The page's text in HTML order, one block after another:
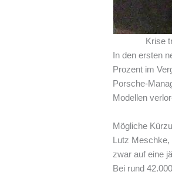
Krise
In den ersten
Prozent im
Porsche-
Modellen
Mögliche
Lutz
zwar auf eine
Bei rund